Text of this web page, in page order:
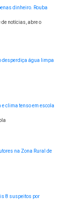
dinheiro. Rouba
notícias, abre o
desperdiça água limpa
clima tenso em escola
na Zona Rural de
8 suspeitos por